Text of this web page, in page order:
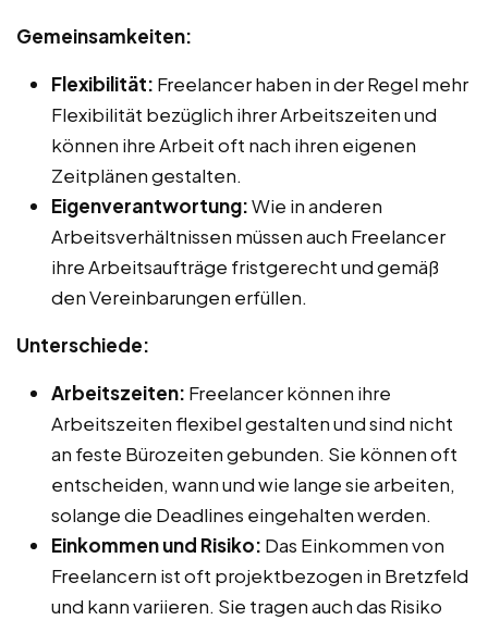
Gemeinsamkeiten:
Flexibilität: Freelancer haben in der Regel mehr
Flexibilität bezüglich ihrer Arbeitszeiten und
können ihre Arbeit oft nach ihren eigenen
Zeitplänen gestalten.
Eigenverantwortung:Wie in anderen
Arbeitsverhältnissen müssen auch Freelancer
ihre Arbeitsaufträge fristgerecht und gemäß
den Vereinbarungen erfüllen.
Unterschiede:
Arbeitszeiten: Freelancer können ihre
Arbeitszeiten flexibel gestalten und sind nicht
an feste Bürozeiten gebunden. Sie können oft
entscheiden, wann und wie lange sie arbeiten,
solange die Deadlines eingehalten werden.
Einkommen und Risiko: Das Einkommen von
Freelancern ist oft projektbezogen in Bretzfeld
und kann variieren. Sie tragen auch das Risiko